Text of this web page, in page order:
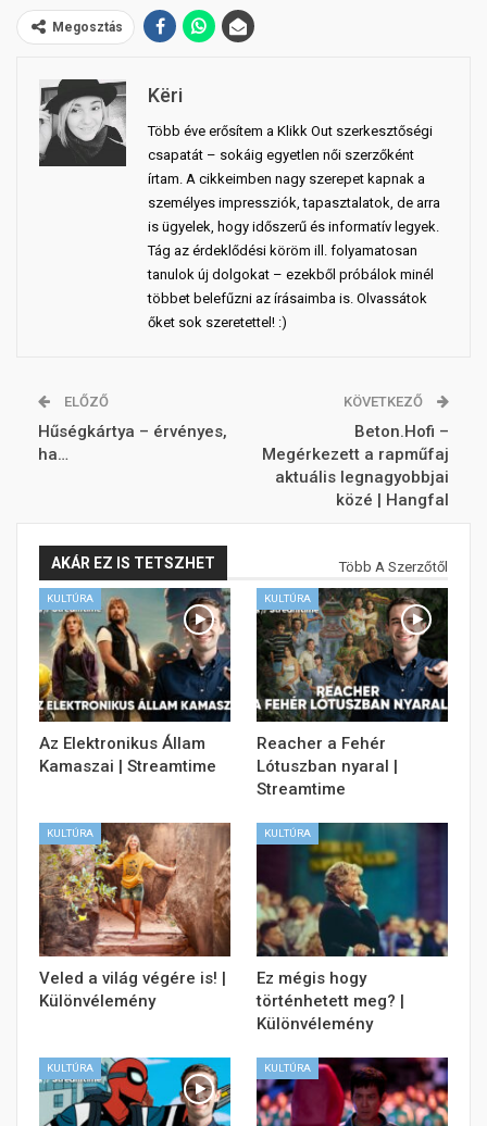
Megosztás
Këri
Több éve erősítem a Klikk Out szerkesztőségi
csapatát – sokáig egyetlen női szerzőként
írtam. A cikkeimben nagy szerepet kapnak a
személyes impressziók, tapasztalatok, de arra
is ügyelek, hogy időszerű és informatív legyek.
Tág az érdeklődési köröm ill. folyamatosan
tanulok új dolgokat – ezekből próbálok minél
többet belefűzni az írásaimba is. Olvassátok
őket sok szeretettel! :)
ELŐZŐ
Hűségkártya – érvényes,
ha…
KÖVETKEZŐ
Beton.Hofi –
Megérkezett a rapműfaj
aktuális legnagyobbjai
közé | Hangfal
AKÁR EZ IS TETSZHET Több A Szerzőtől
KULTÚRA
Az Elektronikus Állam
Kamaszai | Streamtime
KULTÚRA
Reacher a Fehér
Lótuszban nyaral |
Streamtime
KULTÚRA
Veled a világ végére is! |
Különvélemény
KULTÚRA
Ez mégis hogy
történhetett meg? |
Különvélemény
KULTÚRA KULTÚRA